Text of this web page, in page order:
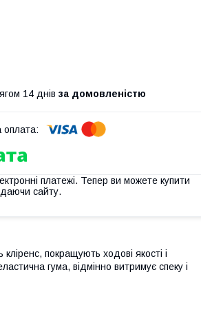
14 днів за домовленістю
платежі. Тепер ви можете купити
сайту.
покращують ходові якості і
гума, відмінно витримує спеку і